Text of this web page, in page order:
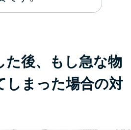
た後、もし急な物
しまった場合の対